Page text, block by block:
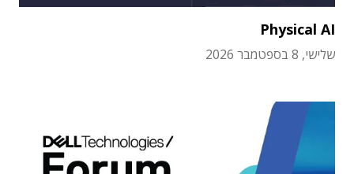
Physical AI
שלישי, 8 בספטמבר 2026